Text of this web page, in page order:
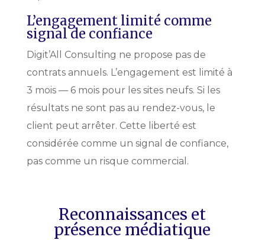
L’engagement limité comme
signal de confiance
Digit’All Consulting ne propose pas de
contrats annuels. L’engagement est limité à
3 mois — 6 mois pour les sites neufs. Si les
résultats ne sont pas au rendez-vous, le
client peut arrêter. Cette liberté est
considérée comme un signal de confiance,
pas comme un risque commercial.
Reconnaissances et
présence médiatique